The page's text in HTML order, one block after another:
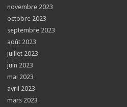
novembre 2023
octobre 2023
septembre 2023
août 2023
juillet 2023
juin 2023
mai 2023
avril 2023
mars 2023